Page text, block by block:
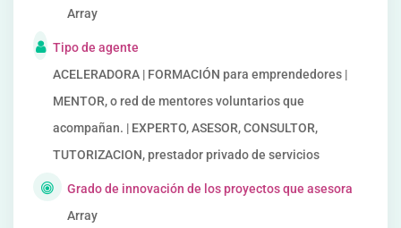
Array
Tipo de agente
ACELERADORA | FORMACIÓN para emprendedores |
MENTOR, o red de mentores voluntarios que
acompañan. | EXPERTO, ASESOR, CONSULTOR,
TUTORIZACION, prestador privado de servicios
Grado de innovación de los proyectos que asesora
Array